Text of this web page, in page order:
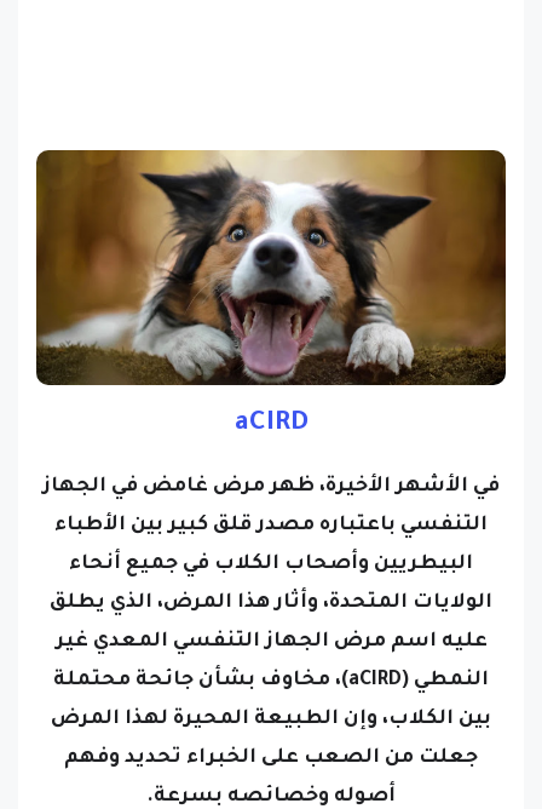
aCIRD
في الأشهر الأخيرة، ظهر مرض غامض في الجهاز
التنفسي باعتباره مصدر قلق كبير بين الأطباء
البيطريين وأصحاب الكلاب في جميع أنحاء
الولايات المتحدة، وأثار هذا المرض، الذي يطلق
عليه اسم مرض الجهاز التنفسي المعدي غير
النمطي (aCIRD)، مخاوف بشأن جائحة محتملة
بين الكلاب، وإن الطبيعة المحيرة لهذا المرض
جعلت من الصعب على الخبراء تحديد وفهم
أصوله وخصائصه بسرعة.